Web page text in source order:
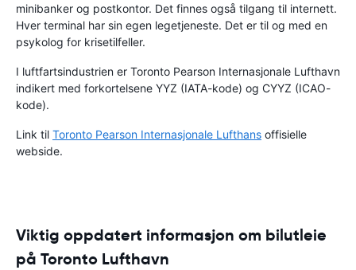
minibanker og postkontor. Det finnes også tilgang til internett.
Hver terminal har sin egen legetjeneste. Det er til og med en
psykolog for krisetilfeller.
I luftfartsindustrien er Toronto Pearson Internasjonale Lufthavn
indikert med forkortelsene YYZ (IATA-kode) og CYYZ (ICAO-
kode).
Link til Toronto Pearson Internasjonale Lufthans offisielle
webside.
Viktig oppdatert informasjon om bilutleie
på Toronto Lufthavn